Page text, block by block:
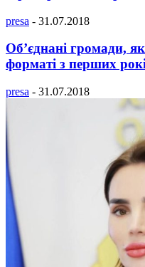
presa - 31.07.2018
Об’єднані громади,
форматі з перших
presa - 31.07.2018